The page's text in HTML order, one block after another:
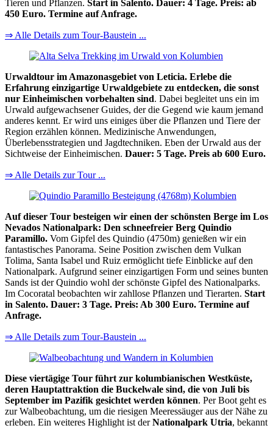
Tieren und Pflanzen. Start in Salento. Dauer: 4 Tage. Preis: ab
450 Euro. Termine auf Anfrage.
⇒ Alle Details zum Tour-Baustein ...
Urwaldtour im Amazonasgebiet von Leticia. Erlebe die
Erfahrung einzigartige Urwaldgebiete zu entdecken, die sonst
nur Einheimischen vorbehalten sind. Dabei begleitet uns ein im
Urwald aufgewachsener Guides, der die Gegend wie kaum jemand
anderes kennt. Er wird uns einiges über die Pflanzen und Tiere der
Region erzählen können. Medizinische Anwendungen,
Überlebensstrategien und Jagdtechniken. Eben der Urwald aus der
Sichtweise der Einheimischen. Dauer: 5 Tage. Preis ab 600 Euro.
⇒ Alle Details zur Tour ...
Auf dieser Tour besteigen wir einen der schönsten Berge im Los
Nevados Nationalpark: Den schneefreier Berg Quindio
Paramillo. Vom Gipfel des Quindio (4750m) genießen wir ein
fantastisches Panorama. Seine Position zwischen dem Vulkan
Tolima, Santa Isabel und Ruiz ermöglicht tiefe Einblicke auf den
Nationalpark. Aufgrund seiner einzigartigen Form und seines bunten
Sands ist der Quindio wohl der schönste Gipfel des Nationalparks.
Im Cocoratal beobachten wir zahllose Pflanzen und Tierarten. Start
in Salento. Dauer: 3 Tage. Preis: Ab 300 Euro. Termine auf
Anfrage.
⇒ Alle Details zum Tour-Baustein ...
Diese viertägige Tour führt zur kolumbianischen Westküste,
deren Hauptattraktion die Buckelwale sind, die von Juli bis
September im Pazifik gesichtet werden können. Per Boot geht es
zur Walbeobachtung, um die riesigen Meeressäuger aus der Nähe zu
erleben. Ein weiteres Highlight ist derNationalpark Utria, bekannt